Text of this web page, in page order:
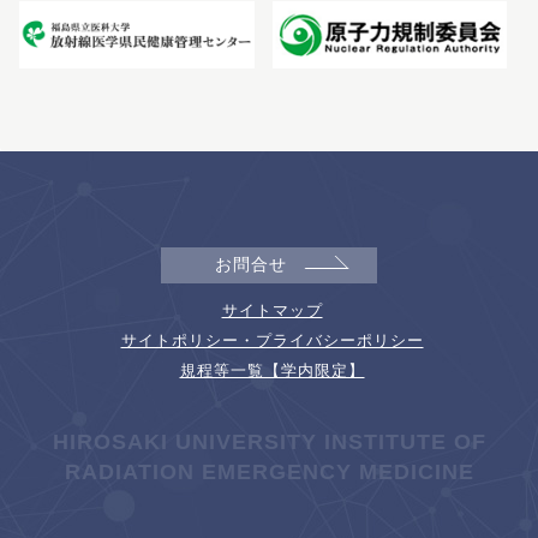
お問合せ
サイトマップ
サイトポリシー・プライバシーポリシー
規程等一覧【学内限定】
HIROSAKI UNIVERSITY INSTITUTE OF
RADIATION EMERGENCY MEDICINE